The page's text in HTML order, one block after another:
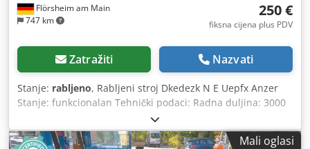
Flörsheim am Main
747 km
250 €
fiksna cijena plus PDV
Zatražiti Nazvati
Stanje: rabljeno, Rabljeni stroj Dkedezk N E Uepfx Anzer
Stanje: funkcionalan Tehnički podaci: Radna duljina: 3000
mm Ručno zatezanje kotačem Snaga pogonske jedinice: 2
kW Dostupnost: odmah Lokacija skladišta: Flörsheim
Mali oglasi